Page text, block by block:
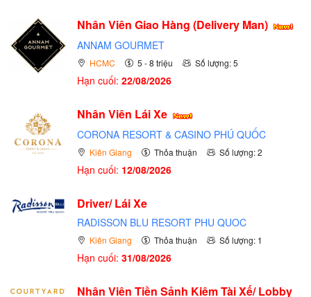
Nhân Viên Giao Hàng (Delivery Man)
ANNAM GOURMET
HCMC 5 - 8 triệu Số lượng: 5
Hạn cuối: 22/08/2026
Nhân Viên Lái Xe
CORONA RESORT & CASINO PHÚ QUỐC
Kiên Giang Thỏa thuận Số lượng: 2
Hạn cuối: 12/08/2026
Driver/ Lái Xe
RADISSON BLU RESORT PHU QUOC
Kiên Giang Thỏa thuận Số lượng: 1
Hạn cuối: 31/08/2026
Nhân Viên Tiền Sảnh Kiêm Tài Xế/ Lobby